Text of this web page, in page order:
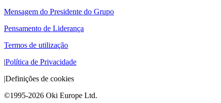
Mensagem do Presidente do Grupo
Pensamento de Liderança
Termos de utilização
|Política de Privacidade
|Definições de cookies
©1995-2026 Oki Europe Ltd.